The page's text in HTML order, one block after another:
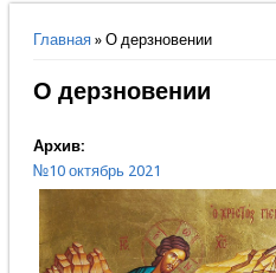
Вы здесь
Главная» О дерзновении
О дерзновении
Архив:
№10 октябрь 2021